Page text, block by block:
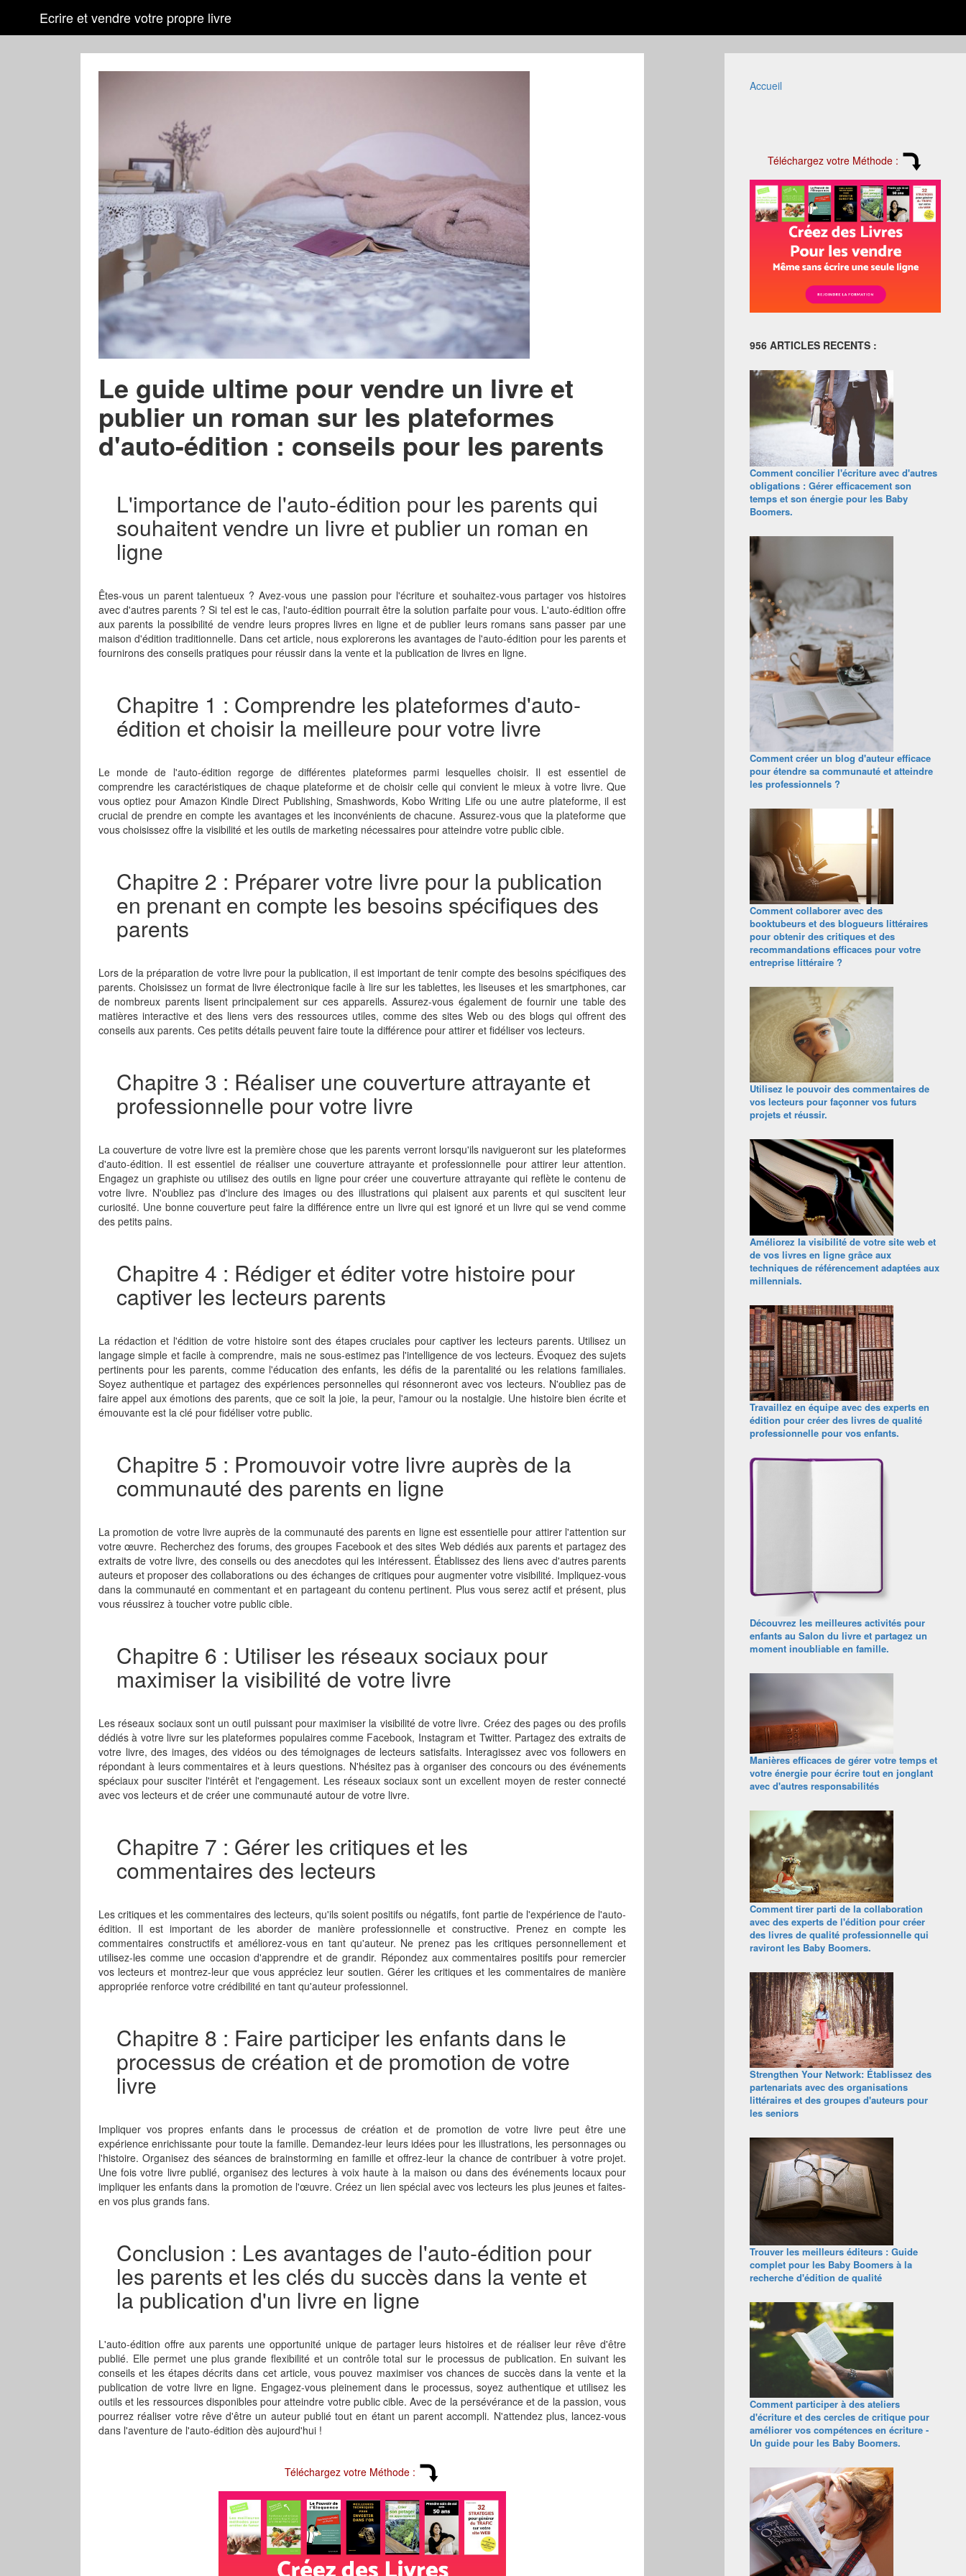
Ecrire et vendre votre propre livre
Le guide ultime pour vendre un livre et
publier un roman sur les plateformes
d'auto-édition : conseils pour les parents
L'importance de l'auto-édition pour les parents qui
souhaitent vendre un livre et publier un roman en
ligne
Êtes-vous un parent talentueux ? Avez-vous une passion pour l'écriture et souhaitez-vous partager vos histoires
avec d'autres parents ? Si tel est le cas, l'auto-édition pourrait être la solution parfaite pour vous. L'auto-édition offre
aux parents la possibilité de vendre leurs propres livres en ligne et de publier leurs romans sans passer par une
maison d'édition traditionnelle. Dans cet article, nous explorerons les avantages de l'auto-édition pour les parents et
fournirons des conseils pratiques pour réussir dans la vente et la publication de livres en ligne.
Chapitre 1 : Comprendre les plateformes d'auto-
édition et choisir la meilleure pour votre livre
Le monde de l'auto-édition regorge de différentes plateformes parmi lesquelles choisir. Il est essentiel de
comprendre les caractéristiques de chaque plateforme et de choisir celle qui convient le mieux à votre livre. Que
vous optiez pour Amazon Kindle Direct Publishing, Smashwords, Kobo Writing Life ou une autre plateforme, il est
crucial de prendre en compte les avantages et les inconvénients de chacune. Assurez-vous que la plateforme que
vous choisissez offre la visibilité et les outils de marketing nécessaires pour atteindre votre public cible.
Chapitre 2 : Préparer votre livre pour la publication
en prenant en compte les besoins spécifiques des
parents
Lors de la préparation de votre livre pour la publication, il est important de tenir compte des besoins spécifiques des
parents. Choisissez un format de livre électronique facile à lire sur les tablettes, les liseuses et les smartphones, car
de nombreux parents lisent principalement sur ces appareils. Assurez-vous également de fournir une table des
matières interactive et des liens vers des ressources utiles, comme des sites Web ou des blogs qui offrent des
conseils aux parents. Ces petits détails peuvent faire toute la différence pour attirer et fidéliser vos lecteurs.
Chapitre 3 : Réaliser une couverture attrayante et
professionnelle pour votre livre
La couverture de votre livre est la première chose que les parents verront lorsqu'ils navigueront sur les plateformes
d'auto-édition. Il est essentiel de réaliser une couverture attrayante et professionnelle pour attirer leur attention.
Engagez un graphiste ou utilisez des outils en ligne pour créer une couverture attrayante qui reflète le contenu de
votre livre. N'oubliez pas d'inclure des images ou des illustrations qui plaisent aux parents et qui suscitent leur
curiosité. Une bonne couverture peut faire la différence entre un livre qui est ignoré et un livre qui se vend comme
des petits pains.
Chapitre 4 : Rédiger et éditer votre histoire pour
captiver les lecteurs parents
La rédaction et l'édition de votre histoire sont des étapes cruciales pour captiver les lecteurs parents. Utilisez un
langage simple et facile à comprendre, mais ne sous-estimez pas l'intelligence de vos lecteurs. Évoquez des sujets
pertinents pour les parents, comme l'éducation des enfants, les défis de la parentalité ou les relations familiales.
Soyez authentique et partagez des expériences personnelles qui résonneront avec vos lecteurs. N'oubliez pas de
faire appel aux émotions des parents, que ce soit la joie, la peur, l'amour ou la nostalgie. Une histoire bien écrite et
émouvante est la clé pour fidéliser votre public.
Chapitre 5 : Promouvoir votre livre auprès de la
communauté des parents en ligne
La promotion de votre livre auprès de la communauté des parents en ligne est essentielle pour attirer l'attention sur
votre œuvre. Recherchez des forums, des groupes Facebook et des sites Web dédiés aux parents et partagez des
extraits de votre livre, des conseils ou des anecdotes qui les intéressent. Établissez des liens avec d'autres parents
auteurs et proposer des collaborations ou des échanges de critiques pour augmenter votre visibilité. Impliquez-vous
dans la communauté en commentant et en partageant du contenu pertinent. Plus vous serez actif et présent, plus
vous réussirez à toucher votre public cible.
Chapitre 6 : Utiliser les réseaux sociaux pour
maximiser la visibilité de votre livre
Les réseaux sociaux sont un outil puissant pour maximiser la visibilité de votre livre. Créez des pages ou des profils
dédiés à votre livre sur les plateformes populaires comme Facebook, Instagram et Twitter. Partagez des extraits de
votre livre, des images, des vidéos ou des témoignages de lecteurs satisfaits. Interagissez avec vos followers en
répondant à leurs commentaires et à leurs questions. N'hésitez pas à organiser des concours ou des événements
spéciaux pour susciter l'intérêt et l'engagement. Les réseaux sociaux sont un excellent moyen de rester connecté
avec vos lecteurs et de créer une communauté autour de votre livre.
Chapitre 7 : Gérer les critiques et les
commentaires des lecteurs
Les critiques et les commentaires des lecteurs, qu'ils soient positifs ou négatifs, font partie de l'expérience de l'auto-
édition. Il est important de les aborder de manière professionnelle et constructive. Prenez en compte les
commentaires constructifs et améliorez-vous en tant qu'auteur. Ne prenez pas les critiques personnellement et
utilisez-les comme une occasion d'apprendre et de grandir. Répondez aux commentaires positifs pour remercier
vos lecteurs et montrez-leur que vous appréciez leur soutien. Gérer les critiques et les commentaires de manière
appropriée renforce votre crédibilité en tant qu'auteur professionnel.
Chapitre 8 : Faire participer les enfants dans le
processus de création et de promotion de votre
livre
Impliquer vos propres enfants dans le processus de création et de promotion de votre livre peut être une
expérience enrichissante pour toute la famille. Demandez-leur leurs idées pour les illustrations, les personnages ou
l'histoire. Organisez des séances de brainstorming en famille et offrez-leur la chance de contribuer à votre projet.
Une fois votre livre publié, organisez des lectures à voix haute à la maison ou dans des événements locaux pour
impliquer les enfants dans la promotion de l'œuvre. Créez un lien spécial avec vos lecteurs les plus jeunes et faites-
en vos plus grands fans.
Conclusion : Les avantages de l'auto-édition pour
les parents et les clés du succès dans la vente et
la publication d'un livre en ligne
L'auto-édition offre aux parents une opportunité unique de partager leurs histoires et de réaliser leur rêve d'être
publié. Elle permet une plus grande flexibilité et un contrôle total sur le processus de publication. En suivant les
conseils et les étapes décrits dans cet article, vous pouvez maximiser vos chances de succès dans la vente et la
publication de votre livre en ligne. Engagez-vous pleinement dans le processus, soyez authentique et utilisez les
outils et les ressources disponibles pour atteindre votre public cible. Avec de la persévérance et de la passion, vous
pourrez réaliser votre rêve d'être un auteur publié tout en étant un parent accompli. N'attendez plus, lancez-vous
dans l'aventure de l'auto-édition dès aujourd'hui !
Téléchargez votre Méthode :
Accueil
Téléchargez votre Méthode :
956 ARTICLES RECENTS :
Comment concilier l'écriture avec d'autres
obligations : Gérer efficacement son
temps et son énergie pour les Baby
Boomers.
Comment créer un blog d'auteur efficace
pour étendre sa communauté et atteindre
les professionnels ?
Comment collaborer avec des
booktubeurs et des blogueurs littéraires
pour obtenir des critiques et des
recommandations efficaces pour votre
entreprise littéraire ?
Utilisez le pouvoir des commentaires de
vos lecteurs pour façonner vos futurs
projets et réussir.
Améliorez la visibilité de votre site web et
de vos livres en ligne grâce aux
techniques de référencement adaptées aux
millennials.
Travaillez en équipe avec des experts en
édition pour créer des livres de qualité
professionnelle pour vos enfants.
Découvrez les meilleures activités pour
enfants au Salon du livre et partagez un
moment inoubliable en famille.
Manières efficaces de gérer votre temps et
votre énergie pour écrire tout en jonglant
avec d'autres responsabilités
Comment tirer parti de la collaboration
avec des experts de l'édition pour créer
des livres de qualité professionnelle qui
raviront les Baby Boomers.
Strengthen Your Network: Établissez des
partenariats avec des organisations
littéraires et des groupes d'auteurs pour
les seniors
Trouver les meilleurs éditeurs : Guide
complet pour les Baby Boomers à la
recherche d'édition de qualité
Comment participer à des ateliers
d'écriture et des cercles de critique pour
améliorer vos compétences en écriture -
Un guide pour les Baby Boomers.